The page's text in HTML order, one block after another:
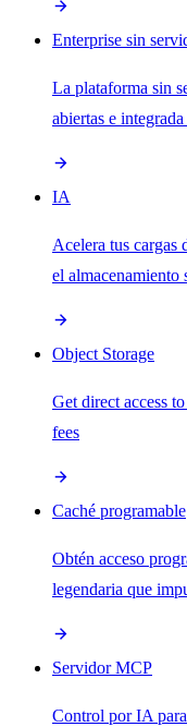
Enterprise sin
La plataforma sin
abiertas e
IA
Acelera tus cargas
el almacenamiento
Object Storage
Get direct access
fees
Caché programable
Obtén acceso
legendaria que
Servidor MCP
Control por IA